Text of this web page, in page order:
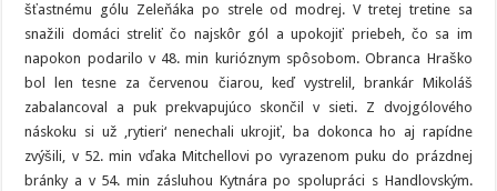
šťastnému gólu Zeleňáka po strele od modrej. V tretej tretine sa
snažili domáci streliť čo najskôr gól a upokojiť priebeh, čo sa im
napokon podarilo v 48. min kurióznym spôsobom. Obranca Hraško
bol len tesne za červenou čiarou, keď vystrelil, brankár Mikoláš
zabalancoval a puk prekvapujúco skončil v sieti. Z dvojgólového
náskoku si už ‚rytieri‘ nenechali ukrojiť, ba dokonca ho aj rapídne
zvýšili, v 52. min vďaka Mitchellovi po vyrazenom puku do prázdnej
bránky a v 54. min zásluhou Kytnára po spolupráci s Handlovským.